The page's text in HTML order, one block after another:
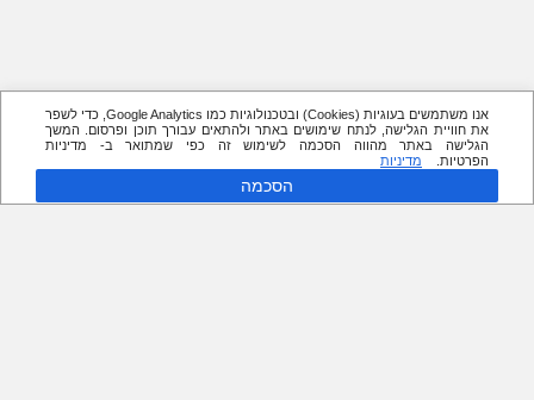
אנו משתמשים בעוגיות (Cookies) ובטכנולוגיות כמו Google Analytics, כדי לשפר
את חוויית הגלישה, לנתח שימושים באתר ולהתאים עבורך תוכן ופרסום. המשך
הגלישה באתר מהווה הסכמה לשימוש זה כפי שמתואר ב- מדיניות
הפרטיות.
מדיניות
הסכמה